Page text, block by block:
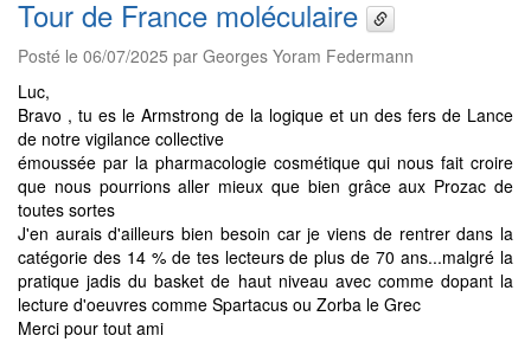
Tour de France moléculaire
Posté le 06/07/2025 par Georges Yoram Federmann
Luc,
Bravo , tu es le Armstrong de la logique et un des fers de Lance
de notre vigilance collective
émoussée par la pharmacologie cosmétique qui nous fait croire
que nous pourrions aller mieux que bien grâce aux Prozac de
toutes sortes
J'en aurais d'ailleurs bien besoin car je viens de rentrer dans la
catégorie des 14 % de tes lecteurs de plus de 70 ans...malgré la
pratique jadis du basket de haut niveau avec comme dopant la
lecture d'oeuvres comme Spartacus ou Zorba le Grec
Merci pour tout ami